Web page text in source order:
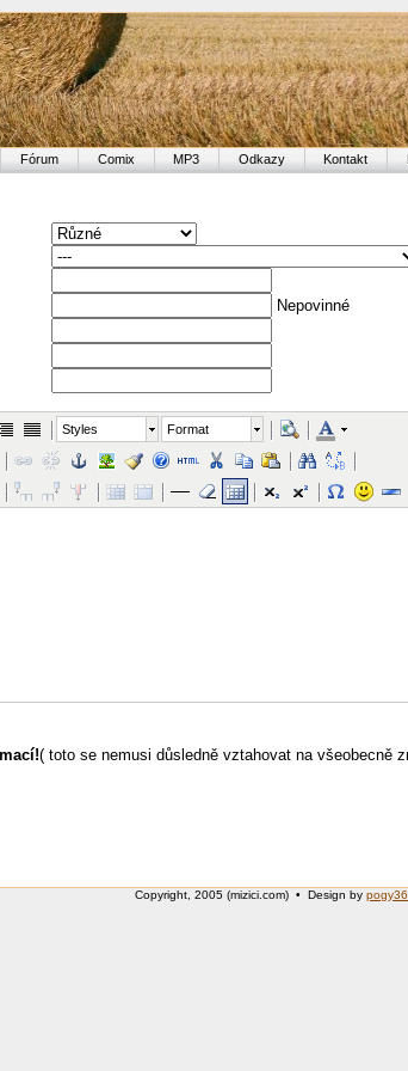
Fórum Comix MP3 Odkazy Kontakt
Nepovinné
Styles Format
( toto se nemusi důsledně vztahovat na všeobecně
Copyright, 2005 (mizici.com) • Design by